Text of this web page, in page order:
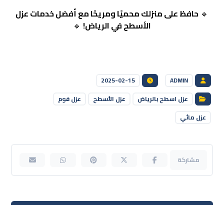
🔹 حافظ على منزلك محميًا ومريحًا مع أفضل خدمات عزل
الأسطح في الرياض! 🔹
ADMIN
2025-02-15
عزل اسطح بالرياض
عزل الأسطح
عزل فوم
عزل مائي